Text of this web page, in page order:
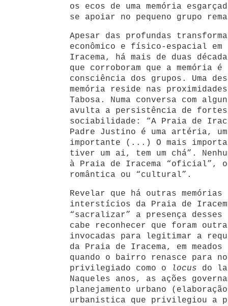
os ecos de uma memória
se apoiar no pequeno grupo
Apesar das profundas
econômico e físico-espacial em
Iracema, há mais de duas
que corroboram que a memória
consciência dos grupos. Uma
memória reside nas
Tabosa. Numa conversa com
avulta a persistência de
sociabilidade: “A Praia de
Padre Justino é uma artéria,
importante (...) O mais
tiver um ai, tem um chá”.
à Praia de Iracema “oficial”,
romântica ou “cultural”.
Revelar que há outras memórias
interstícios da Praia de
“sacralizar” a presença
cabe reconhecer que foram
invocadas para legitimar a
da Praia de Iracema, em meados
quando o bairro renasce para
privilegiado como o
locus do
Naqueles anos, as ações
planejamento urbano
urbanistica que privilegiou a